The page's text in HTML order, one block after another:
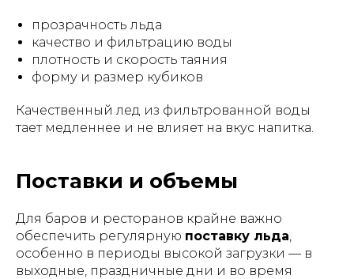
прозрачность льда
качество и фильтрацию воды
плотность и скорость таяния
форму и размер кубиков
Качественный лед из фильтрованной воды
тает медленнее и не влияет на вкус напитка.
Поставки и объемы
Для баров и ресторанов крайне важно
обеспечить регулярную поставку льда,
особенно в периоды высокой загрузки — в
выходные, праздничные дни и во время